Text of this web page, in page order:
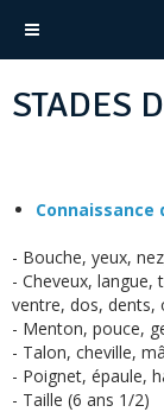
STADES
Connaissance
- Bouche, yeux,
- Cheveux,
ventre, dos, dents,
- Menton, pouce,
- Talon, cheville,
- Poignet, épaule,
- Taille (6 ans 1/2)